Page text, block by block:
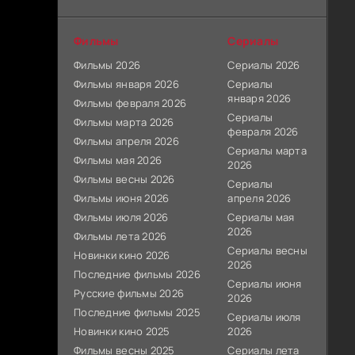
Фильмы
Фильмы 2026
Фильмы января 2026
Фильмы февраля 2026
Фильмы марта 2026
Фильмы апреля 2026
Фильмы мая 2026
Фильмы весны 2026
Фильмы июня 2026
Фильмы июля 2026
Фильмы лета 2026
Новинки кино 2026
Последние фильмы 2026
Русские фильмы 2026
Последние фильмы 2025
Новинки кино 2025
Фильмы весны 2025
Сериалы
Сериалы 2026
Сериалы
января 2026
Сериалы
февраля 2026
Сериалы марта
2026
Сериалы
апреля 2026
Сериалы мая
2026
Сериалы весны
2026
Сериалы июня
2026
Сериалы июля
2026
Сериалы лета